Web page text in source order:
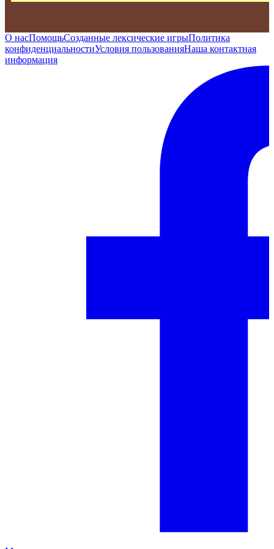
О насПомощьСозданные лексические игрыПолитика
конфиденциальностиУсловия пользованияНаша контактная
информация